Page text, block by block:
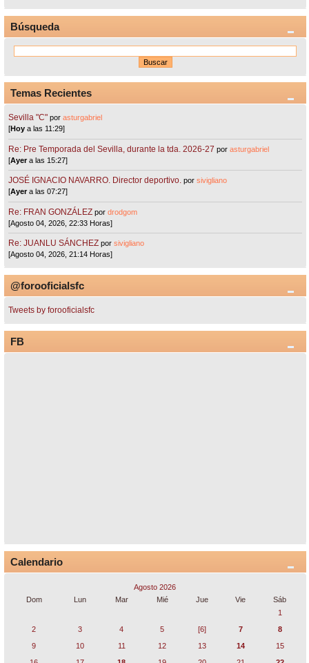
Búsqueda
Temas Recientes
Sevilla "C"porasturgabriel
[Hoy a las 11:29]
Re: Pre Temporada del Sevilla, durante la tda. 2026-27 porasturgabriel
[Ayera las 15:27]
JOSÉ IGNACIO NAVARRO. Director deportivo. porsivigliano
[Ayera las 07:27]
Re: FRAN GONZÁLEZ pordrodgom
[Agosto 04, 2026, 22:33 Horas]
Re: JUANLU SÁNCHEZ porsivigliano
[Agosto 04, 2026, 21:14 Horas]
@forooficialsfc
Tweets by forooficialsfc
FB
Calendario
Agosto 2026
Dom
Lun Mar Mié Jue Vie
Sáb
1
2
3 4 5 [6] 7
8
9
10 11 12 13 14
15